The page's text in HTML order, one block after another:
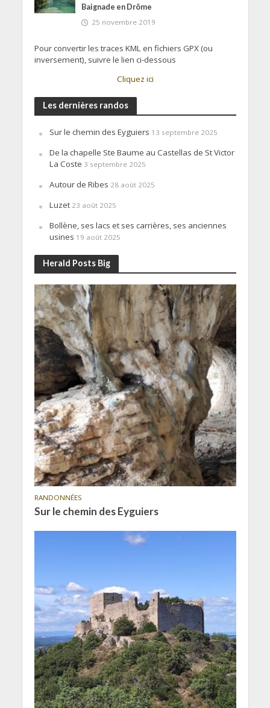
Baignade en Drôme
25 novembre 2019
Pour convertir les traces KML en fichiers GPX (ou
inversement), suivre le lien ci-dessous
Cliquez ici
Les dernières randos
Sur le chemin des Eyguiers 13 septembre 2025
De la chapelle Ste Baume au Castellas de St Victor
La Coste 3 septembre 2025
Autour de Ribes 28 août 2025
Luzet 23 août 2025
Bollène, ses lacs et ses carrières, ses anciennes
usines 19 août 2025
Herald Posts Big
RANDONNÉES
Sur le chemin des Eyguiers